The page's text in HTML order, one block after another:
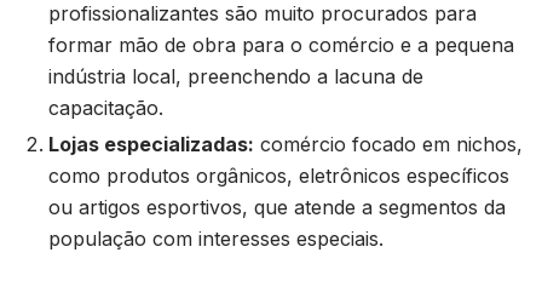
profissionalizantes são muito procurados para
formar mão de obra para o comércio e a pequena
indústria local, preenchendo a lacuna de
capacitação.
Lojas especializadas: comércio focado em nichos,
como produtos orgânicos, eletrônicos específicos
ou artigos esportivos, que atende a segmentos da
população com interesses especiais.